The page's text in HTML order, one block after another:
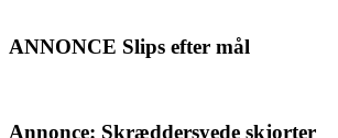
ANNONCE Slips efter mål
Annonce: Skræddersyede skjorter